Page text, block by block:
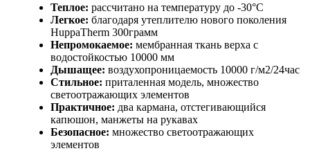
Теплое: рассчитано на температуру до -30°C
Легкое: благодаря утеплителю нового поколения
HuppaTherm 300грамм
Непромокаемое: мембранная ткань верха с
водостойкостью 10000 мм
Дышащее: воздухопроницаемость 10000 г/м2/24час
Стильное: приталенная модель, множество
светоотражающих элементов
Практичное: два кармана, отстегивающийся
капюшон, манжеты на рукавах
Безопасное: множество светоотражающих
элементов